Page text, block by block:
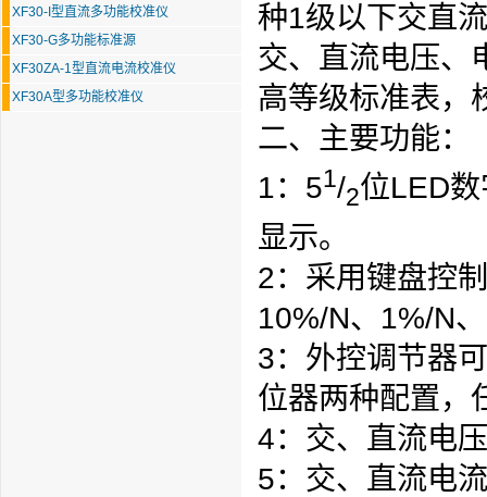
XF30-I型直流多功能校准仪
XF30-G多功能标准源
XF30ZA-1型直流电流校准仪
XF30A型多功能校准仪
种1级以下交直
交、直流电压、
高等级标准表，
二、主要功能：
1：51/2位LED
显示。
2：采用键盘控
10%/N、1%/N
3： 外控调节器
位器两种配置，
4：交、直流电
5：交、直流电